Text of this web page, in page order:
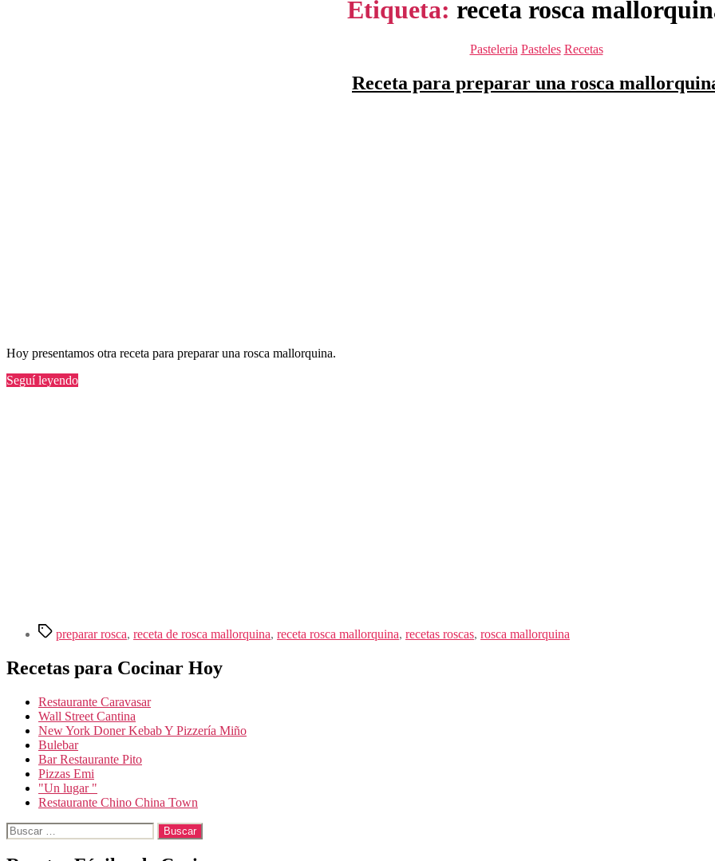
Etiqueta: receta rosca
Categorías
Pasteleria Pasteles Recetas
Receta para preparar una rosca
Hoy presentamos otra receta para preparar una rosca mallorquina.
Seguí leyendo“Receta
Etiquetas
preparar rosca, receta de rosca mallorquina, receta rosca mallorquina, recetas roscas, rosca mallorquina
Recetas para Cocinar Hoy
Restaurante Caravasar
Wall Street Cantina
New York Doner Kebab Y Pizzería Miño
Bulebar
Bar Restaurante Pito
Pizzas Emi
"Un lugar "
Restaurante Chino China Town
Buscar: